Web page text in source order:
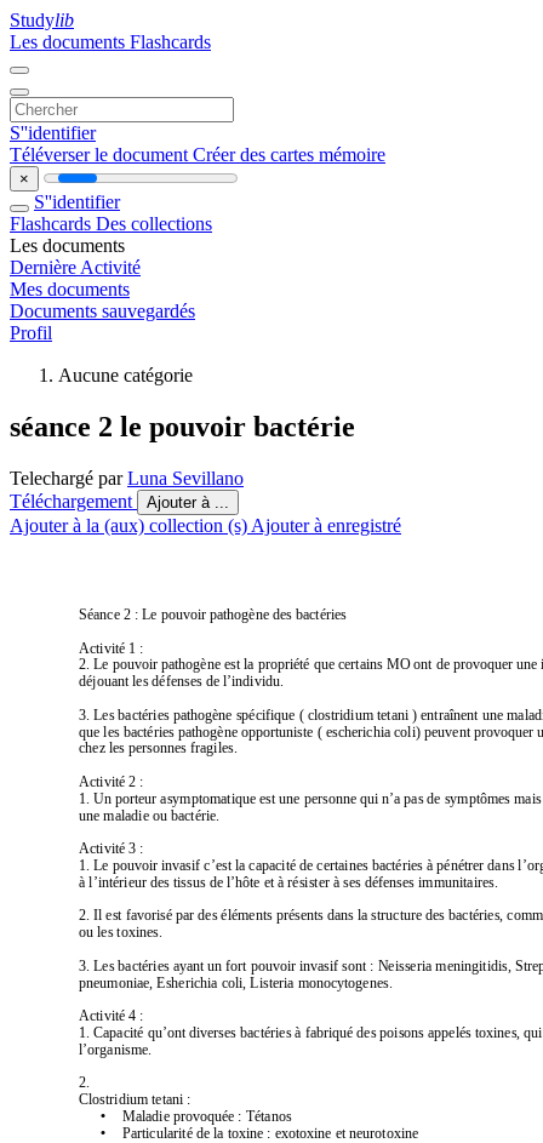
Studylib
Les documents Flashcards
S''identifier
Téléverser le document Créer des cartes mémoire
×
S''identifier
Flashcards Des collections
Les documents
Dernière Activité
Mes documents
Documents sauvegardés
Profil
Aucune catégorie
séance 2 le pouvoir bactérie
Telechargé parLuna Sevillano
Téléchargement
Ajouter à ...
Ajouter à la (aux) collection (s) Ajouter à enregistré
Séance 2: Le pouvoir pathogène des bactéries
Activité 1:
2. Le pouvoir pathogène est la propriété que certains MO ont de provoquer une
déjouant les défenses de l’individu.
3. Les bactéries pathogène spécifique ( clostridium tetani ) entraînent une
que les bactéries pathogène opportuniste ( escherichia coli) peuvent provoquer
chez les personnes fragiles.
Activité 2:
1. Un porteur asymptomatique est une personne qui n’a pas de symptômes
une maladie ou bactérie.
Activité 3:
1. Le pouvoir invasif c’est la capacité de certaines bactéries à pénétrer dans
à l’intérieur des tissus de l’hôte et à résister à ses défenses immunitaires.
2. Il est favorisé par des éléments présents dans la structure des bactéries,
ou les toxines.
3. Les bactéries ayant un fort pouvoir invasif sont: Neisseria meningitidis,
pneumoniae, Esherichia coli, Listeria monocytogenes.
Activité 4:
1. Capacité qu’ont diverses bactéries à fabriqué des poisons appelés toxines,
l’organisme.
2.
Clostridium tetani:
• Maladie provoquée: Tétanos
• Particularité de la toxine: exotoxine et neurotoxine